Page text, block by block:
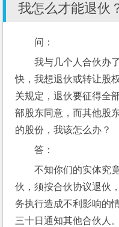
我怎么才能退伙
问：
我与几个人合伙办
快，我想退伙或转让股
关规定，退伙要征得全
部股东同意，而其他股
的股份，我该怎么办？
答：
不知你们的实体究
伙，须按合伙协议退伙
务执行造成不利影响的
三十日通知其他合伙人。